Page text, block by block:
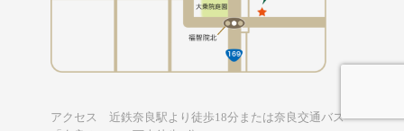
アクセス 近鉄奈良駅より徒歩18分または奈良交通バス